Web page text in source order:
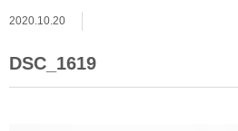
2020.10.20
DSC_1619